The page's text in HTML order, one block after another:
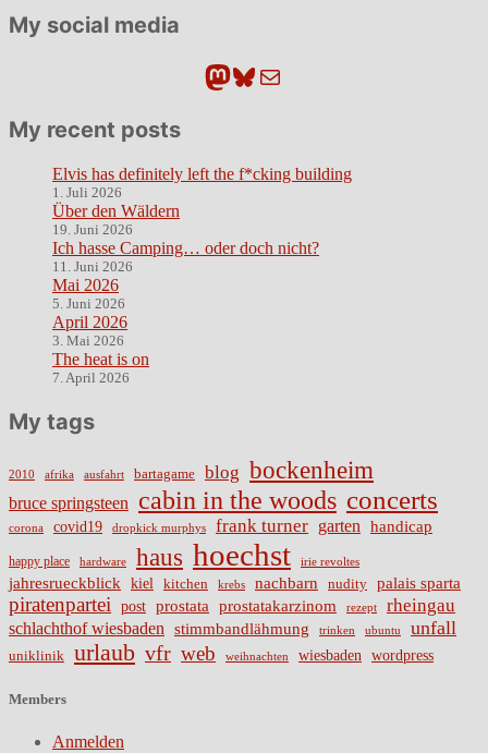
My social media
Mastodon
Bluesky
E-Mail
My recent posts
Elvis has definitely left the f*cking building
1. Juli 2026
Über den Wäldern
19. Juni 2026
Ich hasse Camping… oder doch nicht?
11. Juni 2026
Mai 2026
5. Juni 2026
April 2026
3. Mai 2026
The heat is on
7. April 2026
My tags
2010 afrika ausfahrt bartagame blog bockenheim
bruce springsteen cabin in the woods concerts
corona covid19 dropkick murphys frank turner garten handicap
happy place hardware haus hoechst irie revoltes
jahresrueckblick kiel kitchen krebs nachbarn nudity palais sparta
piratenpartei post prostata prostatakarzinom rezept rheingau
schlachthof wiesbaden stimmbandlähmung trinken ubuntu unfall
uniklinik urlaub vfr web weihnachten wiesbaden wordpress
Members
Anmelden